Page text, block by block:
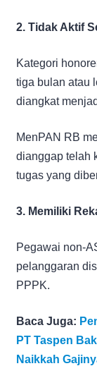
2. Tidak Aktif
Kategori
tiga bulan atau
diangkat
MenPAN RB
dianggap telah
tugas yang
3. Memiliki
Pegawai non-
pelanggaran
PPPK.
Baca Juga:
PT Taspen
Naikkah